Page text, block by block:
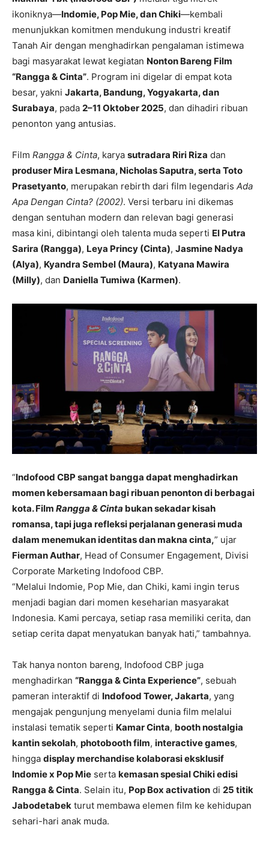
ikoniknya—Indomie, Pop Mie, dan Chiki—kembali
menunjukkan komitmen mendukung industri kreatif
Tanah Air dengan menghadirkan pengalaman istimewa
bagi masyarakat lewat kegiatan Nonton Bareng Film
“Rangga & Cinta”. Program ini digelar di empat kota
besar, yakni Jakarta, Bandung, Yogyakarta, dan
Surabaya, pada 2–11 Oktober 2025, dan dihadiri ribuan
penonton yang antusias.
Film Rangga & Cinta, karya sutradara Riri Riza dan
produser Mira Lesmana, Nicholas Saputra, serta Toto
Prasetyanto, merupakan rebirth dari film legendaris Ada
Apa Dengan Cinta? (2002). Versi terbaru ini dikemas
dengan sentuhan modern dan relevan bagi generasi
masa kini, dibintangi oleh talenta muda seperti El Putra
Sarira (Rangga), Leya Princy (Cinta), Jasmine Nadya
(Alya), Kyandra Sembel (Maura), Katyana Mawira
(Milly), dan Daniella Tumiwa (Karmen).
“Indofood CBP sangat bangga dapat menghadirkan
momen kebersamaan bagi ribuan penonton di berbagai
kota. Film Rangga & Cinta bukan sekadar kisah
romansa, tapi juga refleksi perjalanan generasi muda
dalam menemukan identitas dan makna cinta,” ujar
Fierman Authar, Head of Consumer Engagement, Divisi
Corporate Marketing Indofood CBP.
“Melalui Indomie, Pop Mie, dan Chiki, kami ingin terus
menjadi bagian dari momen keseharian masyarakat
Indonesia. Kami percaya, setiap rasa memiliki cerita, dan
setiap cerita dapat menyatukan banyak hati,” tambahnya.
Tak hanya nonton bareng, Indofood CBP juga
menghadirkan “Rangga & Cinta Experience”, sebuah
pameran interaktif di Indofood Tower, Jakarta, yang
mengajak pengunjung menyelami dunia film melalui
instalasi tematik seperti Kamar Cinta, booth nostalgia
kantin sekolah, photobooth film, interactive games,
hingga display merchandise kolaborasi eksklusif
Indomie x Pop Mie serta kemasan spesial Chiki edisi
Rangga & Cinta. Selain itu, Pop Box activation di 25 titik
Jabodetabek turut membawa elemen film ke kehidupan
sehari-hari anak muda.